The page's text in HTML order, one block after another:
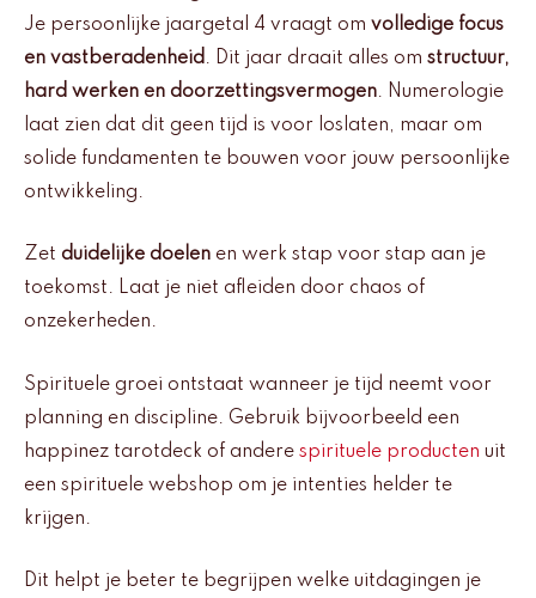
Je persoonlijke jaargetal 4 vraagt om volledige focus
en vastberadenheid . Dit jaar draait alles om structuur,
hard werken en doorzettingsvermogen. Numerologie
laat zien dat dit geen tijd is voor loslaten, maar om
solide fundamenten te bouwen voor jouw persoonlijke
ontwikkeling.
Zet duidelijke doelen en werk stap voor stap aan je
toekomst. Laat je niet afleiden door chaos of
onzekerheden.
Spirituele groei ontstaat wanneer je tijd neemt voor
planning en discipline. Gebruik bijvoorbeeld een
happinez tarotdeck of andere spirituele producten uit
een spirituele webshop om je intenties helder te
krijgen.
Dit helpt je beter te begrijpen welke uitdagingen je